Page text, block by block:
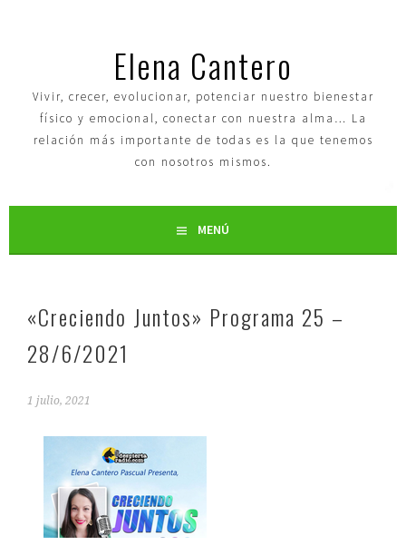
Elena Cantero
Vivir, crecer, evolucionar, potenciar nuestro bienestar
físico y emocional, conectar con nuestra alma… La
relación más importante de todas es la que tenemos
con nosotros mismos.
MENÚ
«Creciendo Juntos» Programa 25 –
28/6/2021
1 julio, 2021